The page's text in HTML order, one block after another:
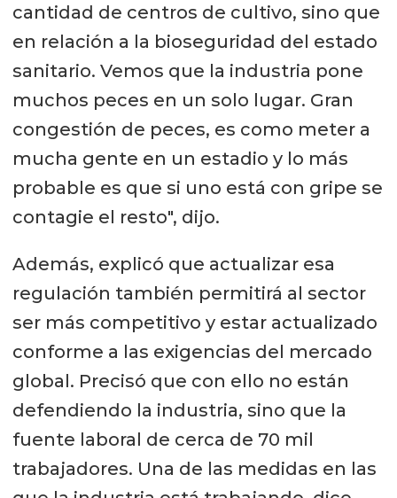
cantidad de centros de cultivo, sino que
en relación a la bioseguridad del estado
sanitario. Vemos que la industria pone
muchos peces en un solo lugar. Gran
congestión de peces, es como meter a
mucha gente en un estadio y lo más
probable es que si uno está con gripe se
contagie el resto", dijo.
Además, explicó que actualizar esa
regulación también permitirá al sector
ser más competitivo y estar actualizado
conforme a las exigencias del mercado
global. Precisó que con ello no están
defendiendo la industria, sino que la
fuente laboral de cerca de 70 mil
trabajadores. Una de las medidas en las